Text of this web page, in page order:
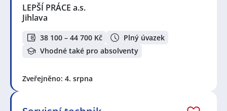
LEPŠÍ PRÁCE a.s.
Jihlava
38 100 – 44 700 Kč
Plný úvazek
Vhodné také pro absolventy
Zveřejněno: 4. srpna